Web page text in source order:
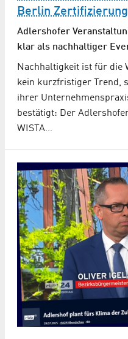
Berlin
Adlershofer
klar als nachhaltiger
Nachhaltigkeit ist für die
kein kurzfristiger Trend,
ihrer
bestätigt: Der
WISTA…